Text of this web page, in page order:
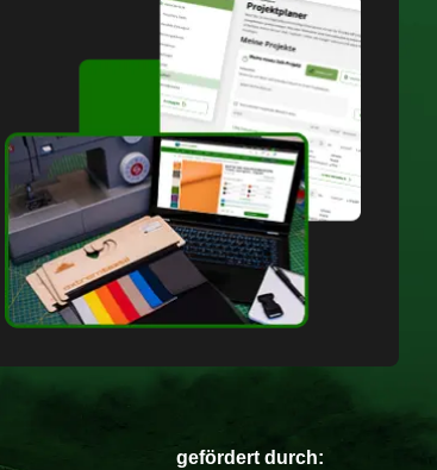
gefördert durch: